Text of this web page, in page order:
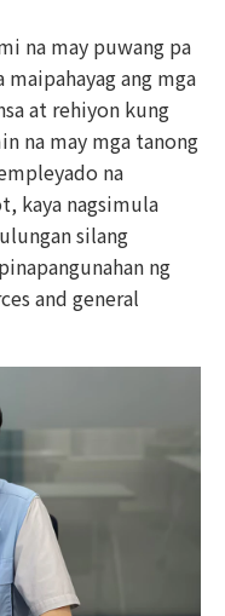
na may puwang pa
maipahayag ang mga
at rehiyon kung
na may mga tanong
na
kaya nagsimula
silang
ng
and general